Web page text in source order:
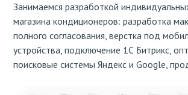
Занимаемся разработкой
магазина кондиционеров: разработка
полного согласования, верстка под
устройства, подключение 1С Битрикс,
поисковые системы Яндекс и Google,